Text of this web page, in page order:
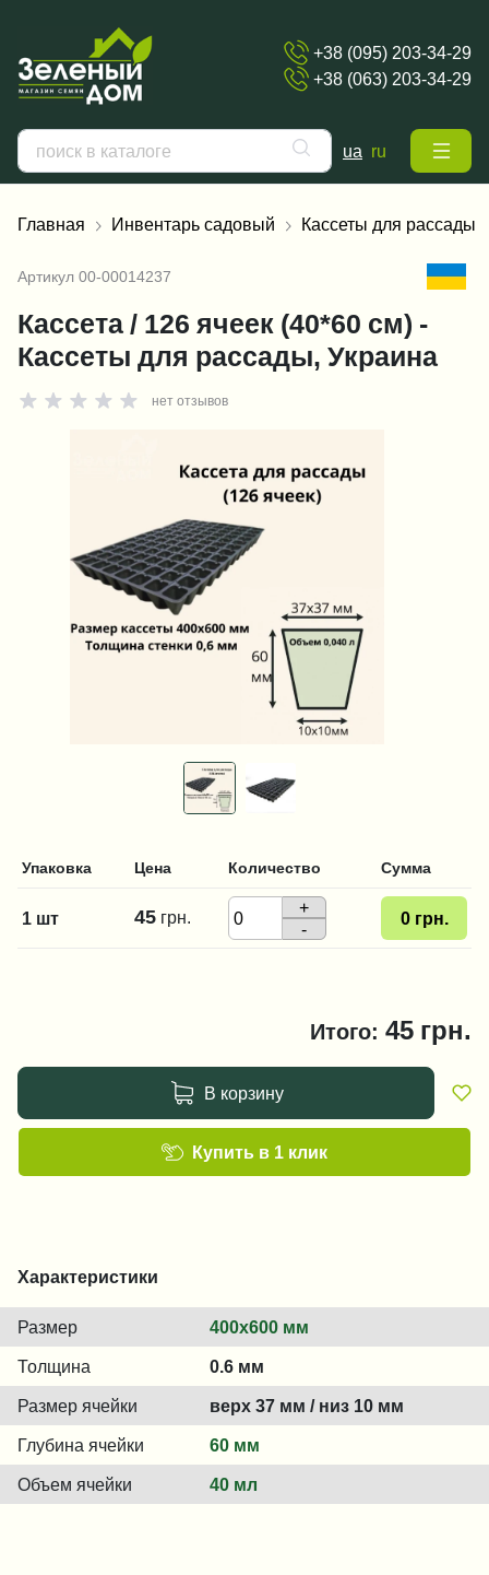
+38 (095) 203-34-29
+38 (063) 203-34-29
ua ru
Главная Инвентарь садовый Кассеты для рассады
Артикул 00-00014237
Кассета / 126 ячеек (40*60 см) -
Кассеты для рассады, Украина
нет отзывов
Упаковка Цена Количество Сумма
1 шт 45 грн.
+
-
0 грн.
Итого: 45 грн.
В корзину
Купить в 1 клик
Характеристики
Размер 400х600 мм
Толщина 0.6 мм
Размер ячейки верх 37 мм / низ 10 мм
Глубина ячейки 60 мм
Объем ячейки 40 мл